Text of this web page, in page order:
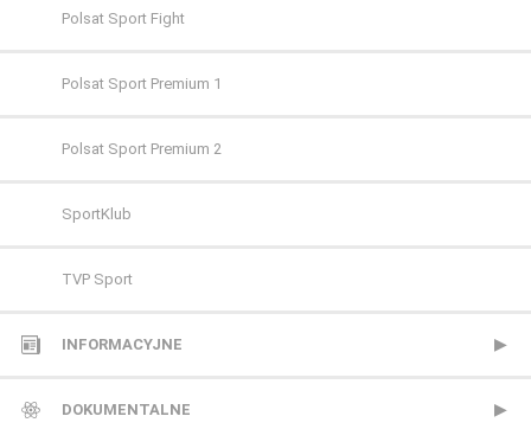
FILMBOX+ Festival
FILMBOX+ Hits
FILMBOX+ One
FX
FX Comedy
HBO
HBO 2
Polsat Sport Fight
Polsat Sport Premium 1
Polsat Sport Premium 2
SportKlub
TVP Sport
INFORMACYJNE
Polsat News
DOKUMENTALNE